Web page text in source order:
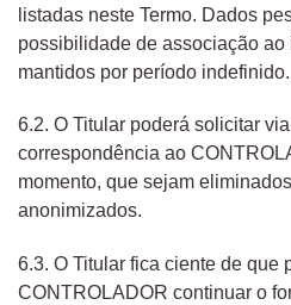
listadas neste Termo. Dados
possibilidade de associação
mantidos por período indefinido.
6.2. O Titular poderá solicitar
correspondência ao
momento, que sejam
anonimizados.
6.3. O Titular fica ciente de que
CONTROLADOR continuar o